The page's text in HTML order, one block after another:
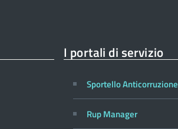
I portali di servizio
Sportello Anticorruzione
Rup Manager